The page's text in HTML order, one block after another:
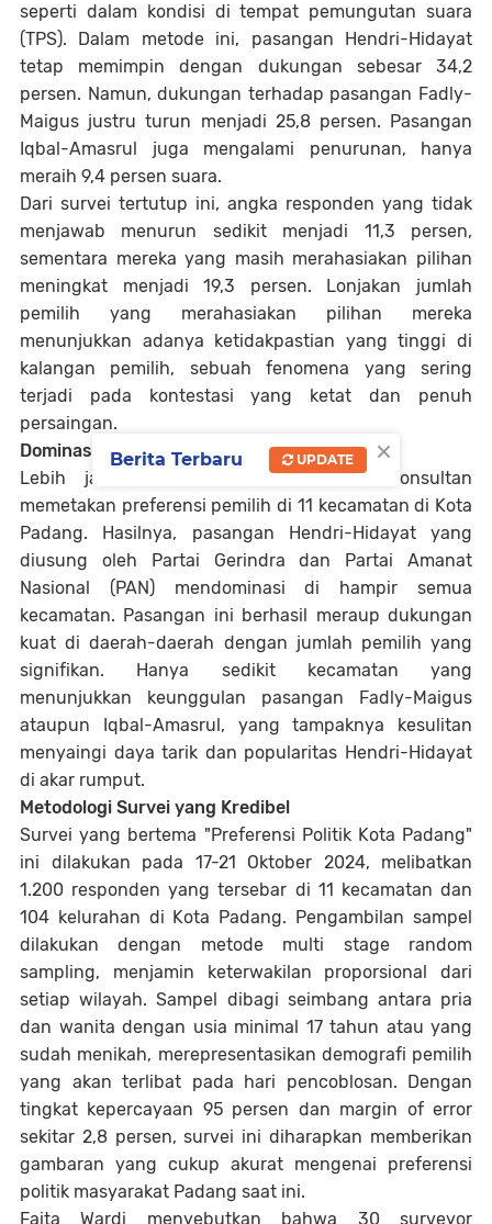
seperti dalam kondisi di tempat pemungutan suara
(TPS). Dalam metode ini, pasangan Hendri-Hidayat
tetap memimpin dengan dukungan sebesar 34,2
persen. Namun, dukungan terhadap pasangan Fadly-
Maigus justru turun menjadi 25,8 persen. Pasangan
Iqbal-Amasrul juga mengalami penurunan, hanya
meraih 9,4 persen suara.
Dari survei tertutup ini, angka responden yang tidak
menjawab menurun sedikit menjadi 11,3 persen,
sementara mereka yang masih merahasiakan pilihan
meningkat menjadi 19,3 persen. Lonjakan jumlah
pemilih yang merahasiakan pilihan mereka
menunjukkan adanya ketidakpastian yang tinggi di
kalangan pemilih, sebuah fenomena yang sering
terjadi pada kontestasi yang ketat dan penuh
persaingan.
Dominasi di Mayoritas Kecamatan
Lebih jauh, survei Kredibel Riset & Konsultan
memetakan preferensi pemilih di 11 kecamatan di Kota
Padang. Hasilnya, pasangan Hendri-Hidayat yang
diusung oleh Partai Gerindra dan Partai Amanat
Nasional (PAN) mendominasi di hampir semua
kecamatan. Pasangan ini berhasil meraup dukungan
kuat di daerah-daerah dengan jumlah pemilih yang
signifikan. Hanya sedikit kecamatan yang
menunjukkan keunggulan pasangan Fadly-Maigus
ataupun Iqbal-Amasrul, yang tampaknya kesulitan
menyaingi daya tarik dan popularitas Hendri-Hidayat
di akar rumput.
Metodologi Survei yang Kredibel
Survei yang bertema "Preferensi Politik Kota Padang"
ini dilakukan pada 17-21 Oktober 2024, melibatkan
1.200 responden yang tersebar di 11 kecamatan dan
104 kelurahan di Kota Padang. Pengambilan sampel
dilakukan dengan metode multi stage random
sampling, menjamin keterwakilan proporsional dari
setiap wilayah. Sampel dibagi seimbang antara pria
dan wanita dengan usia minimal 17 tahun atau yang
sudah menikah, merepresentasikan demografi pemilih
yang akan terlibat pada hari pencoblosan. Dengan
tingkat kepercayaan 95 persen dan margin of error
sekitar 2,8 persen, survei ini diharapkan memberikan
gambaran yang cukup akurat mengenai preferensi
politik masyarakat Padang saat ini.
Faita Wardi menyebutkan bahwa 30 surveyor
×
Berita Terbaru UPDATE